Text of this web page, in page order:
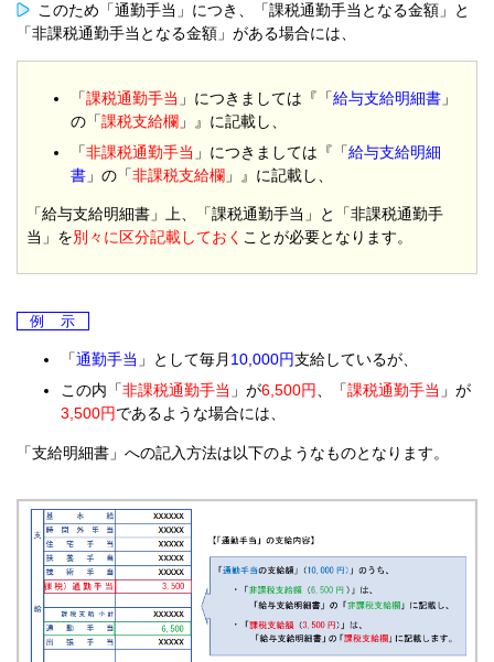
このため「通勤手当」につき、「課税通勤手当となる金額」と
「非課税通勤手当となる金額」がある場合には、
「課税通勤手当 」につきましては『「給与支給明細書 」
の「課税支給欄 」』に記載し、
「非課税通勤手当 」につきましては『「給与支給明細
書 」の「非課税支給欄 」』に記載し、
「給与支給明細書」上、「課税通勤手当」と「非課税通勤手
当」を別々に区分記載しておく ことが必要となります。
例 示
「通勤手当 」として毎月 10,000円支給しているが、
この内「非課税通勤手当 」が6,500円、「課税通勤手当 」が
3,500円であるような場合には、
「支給明細書」への記入方法は以下のようなものとなります。